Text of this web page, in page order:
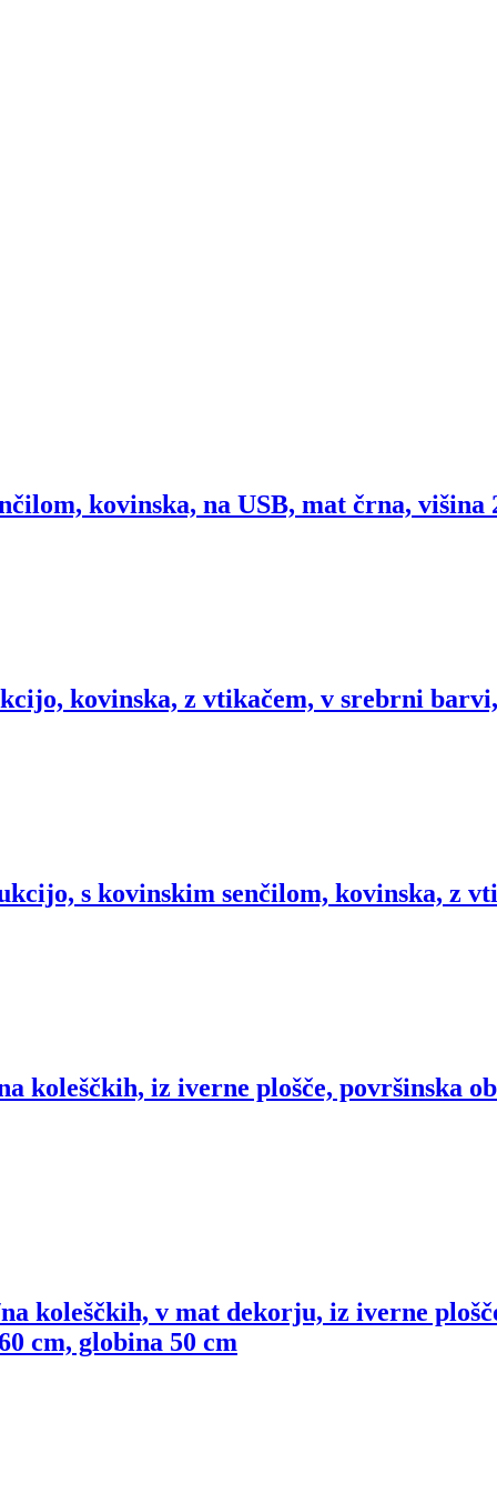
kovinska, na USB, mat črna, višina
kovinska, z vtikačem, v srebrni
s kovinskim senčilom, kovinska, z
koleščkih, iz iverne plošče, površinska
koleščkih, v mat dekorju, iz iverne
cm, globina 50 cm